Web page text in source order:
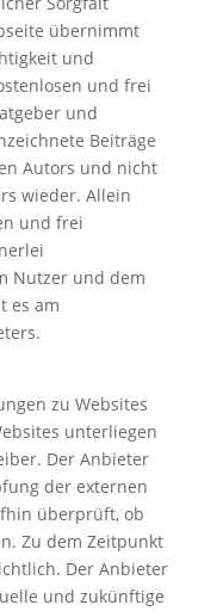
übernimmt
und
und frei
und
Beiträge
Autors und nicht
wieder. Allein
und frei
Nutzer und dem
es am
zu Websites
unterliegen
Der Anbieter
der externen
überprüft, ob
Zu dem Zeitpunkt
Der Anbieter
und zukünftige